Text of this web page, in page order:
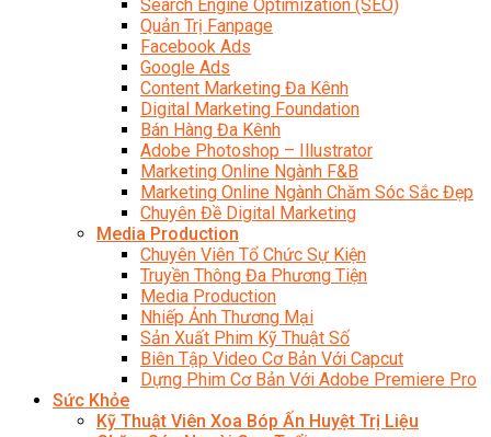
Search Engine Optimization (SEO)
Quản Trị Fanpage
Facebook Ads
Google Ads
Content Marketing Đa Kênh
Digital Marketing Foundation
Bán Hàng Đa Kênh
Adobe Photoshop – Illustrator
Marketing Online Ngành F&B
Marketing Online Ngành Chăm Sóc Sắc Đẹp
Chuyên Đề Digital Marketing
Media Production
Chuyên Viên Tổ Chức Sự Kiện
Truyền Thông Đa Phương Tiện
Media Production
Nhiếp Ảnh Thương Mại
Sản Xuất Phim Kỹ Thuật Số
Biên Tập Video Cơ Bản Với Capcut
Dựng Phim Cơ Bản Với Adobe Premiere Pro
Sức Khỏe
Kỹ Thuật Viên Xoa Bóp Ấn Huyệt Trị Liệu